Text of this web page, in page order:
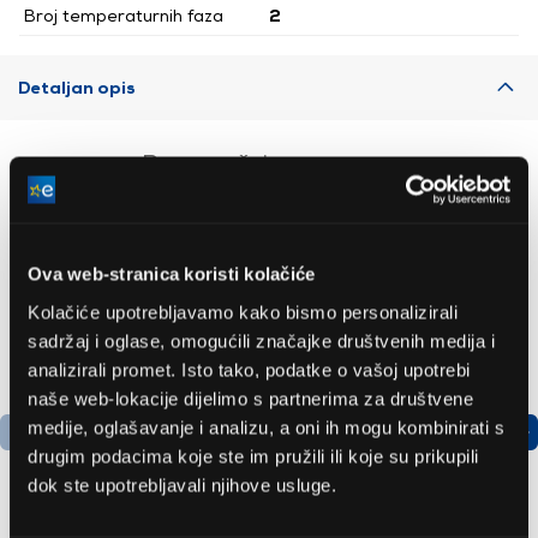
Ova web-stranica koristi kolačiće
Kolačiće upotrebljavamo kako bismo personalizirali
sadržaj i oglase, omogućili značajke društvenih medija i
analizirali promet. Isto tako, podatke o vašoj upotrebi
naše web-lokacije dijelimo s partnerima za društvene
medije, oglašavanje i analizu, a oni ih mogu kombinirati s
drugim podacima koje ste im pružili ili koje su prikupili
dok ste upotrebljavali njihove usluge.
Broj temperaturnih faza 2
Detaljan opis
Preporučujemo za vas